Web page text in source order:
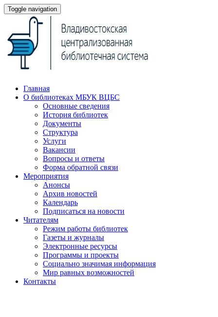
Toggle navigation
Главная
О библиотеках МБУК ВЦБС
Основные сведения
История библиотек
Документы
Структура
Услуги
Вакансии
Вопросы и ответы
Форма обратной связи
Мероприятия
Анонсы
Архив новостей
Календарь
Подписаться на новости
Читателям
Режим работы библиотек
Газеты и журналы
Электронные ресурсы
Программы и проекты
Социально значимая информация
Мир равных возможностей
Контакты